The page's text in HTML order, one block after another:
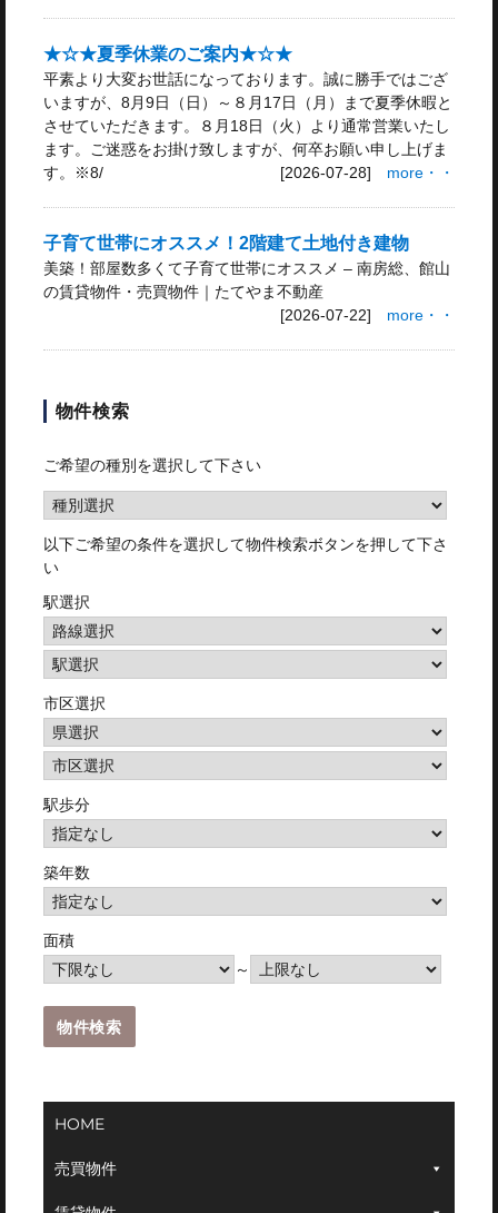
★☆★夏季休業のご案内★☆★
平素より大変お世話になっております。誠に勝手ではござ
いますが、8月9日（日）～８月17日（月）まで夏季休暇と
させていただきます。８月18日（火）より通常営業いたし
ます。ご迷惑をお掛け致しますが、何卒お願い申し上げま
す。※8/
[2026-07-28] more・・
子育て世帯にオススメ！2階建て土地付き建物
美築！部屋数多くて子育て世帯にオススメ – 南房総、館山
の賃貸物件・売買物件｜たてやま不動産
[2026-07-22] more・・
物件検索
ご希望の種別を選択して下さい
以下ご希望の条件を選択して物件検索ボタンを押して下さ
い
駅選択
市区選択
駅歩分
築年数
面積
～
HOME
売買物件